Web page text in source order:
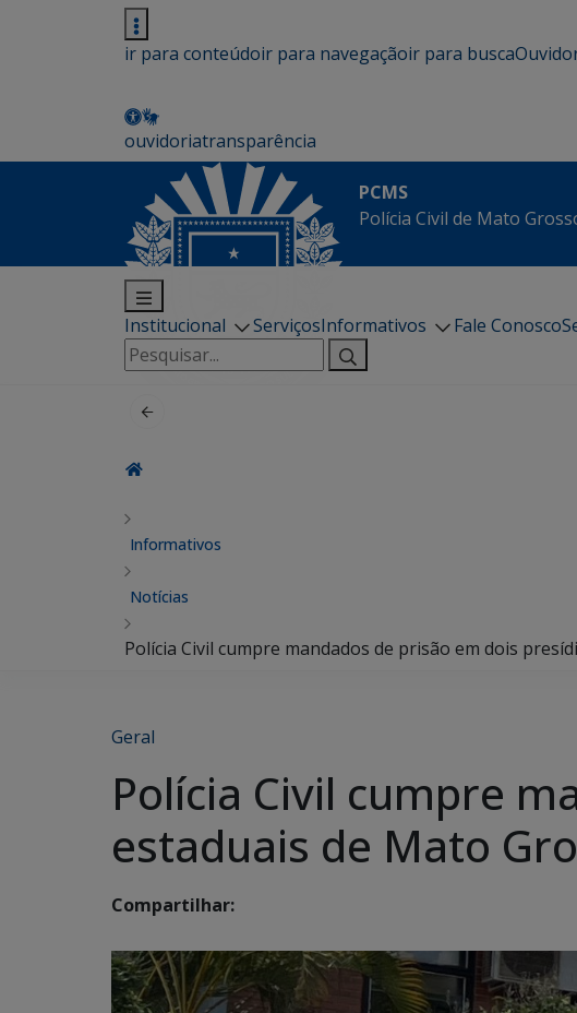
ir para conteúdoir para navegaçãoir para busca
ouvidoriatransparência
PCMS
Polícia Civil de Mato
Institucional ServiçosInformativos Fale Conosco
Pesquisar
por:
Informativos
Notícias
Polícia Civil cumpre mandados de prisão em dois
Geral
Polícia Civil cumpre
estaduais de Mato
Compartilhar: